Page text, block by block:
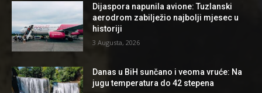
Dijaspora napunila avione: Tuzlanski
aerodrom zabilježio najbolji mjesec u
historiji
3 Augusta, 2026
Danas u BiH sunčano i veoma vruće: Na
jugu temperatura do 42 stepena